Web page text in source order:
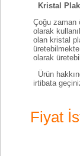
Kristal
Çoğu zaman
olarak
olan kristal
olarak
Ürün
irtibata
Fiyat